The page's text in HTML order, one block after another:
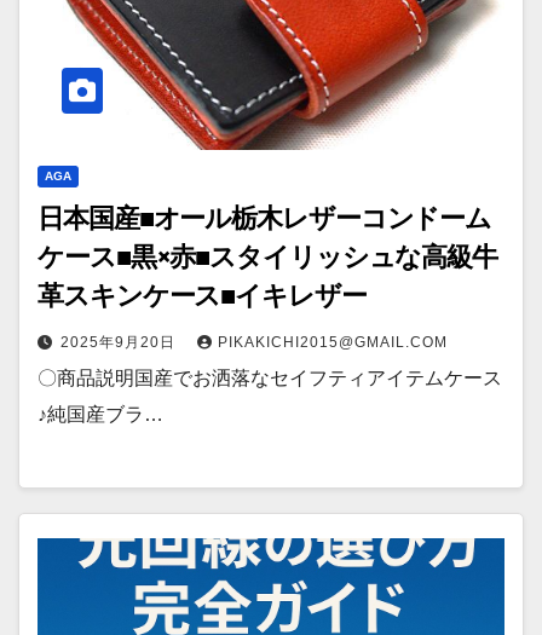
AGA
日本国産■オール栃木レザーコンドーム
ケース■黒×赤■スタイリッシュな高級牛
革スキンケース■イキレザー
2025年9月20日 PIKAKICHI2015@GMAIL.COM
〇商品説明国産でお洒落なセイフティアイテムケース
♪純国産ブラ…